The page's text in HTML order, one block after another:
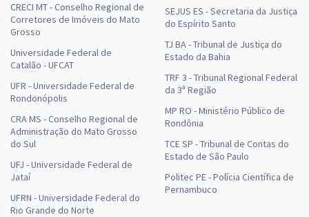
CRECI MT - Conselho Regional de
Corretores de Imóveis do Mato
Grosso
Universidade Federal de
Catalão - UFCAT
UFR - Universidade Federal de
Rondonópolis
CRA MS - Conselho Regional de
Administração do Mato Grosso
do Sul
UFJ - Universidade Federal de
Jataí
UFRN - Universidade Federal do
Rio Grande do Norte
SEJUS ES - Secretaria da Justiça
do Espírito Santo
TJ BA - Tribunal de Justiça do
Estado da Bahia
TRF 3 - Tribunal Regional Federal
da 3ª Região
MP RO - Ministério Público de
Rondônia
TCE SP - Tribunal de Contas do
Estado de São Paulo
Politec PE - Polícia Científica de
Pernambuco